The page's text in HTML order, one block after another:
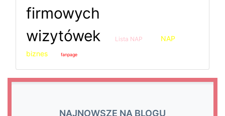
firmowych
wizytówek
Lista NAP
NAP
biznes
fanpage
NAJNOWSZE NA BLOGU